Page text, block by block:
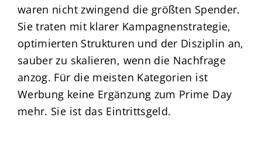
waren nicht zwingend die größten Spender.
Sie traten mit klarer Kampagnenstrategie,
optimierten Strukturen und der Disziplin an,
sauber zu skalieren, wenn die Nachfrage
anzog. Für die meisten Kategorien ist
Werbung keine Ergänzung zum Prime Day
mehr. Sie ist das Eintrittsgeld.